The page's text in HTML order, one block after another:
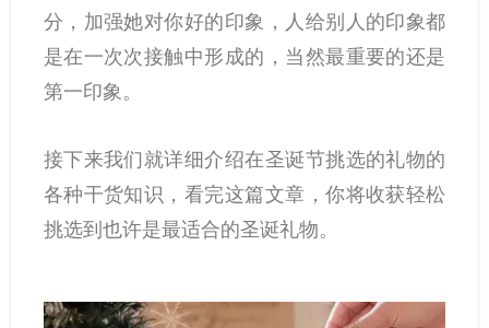
分，加强她对你好的印象，人给别人的印象都
是在一次次接触中形成的，当然最重要的还是
第一印象。
接下来我们就详细介绍在圣诞节挑选的礼物的
各种干货知识，看完这篇文章，你将收获轻松
挑选到也许是最适合的圣诞礼物。